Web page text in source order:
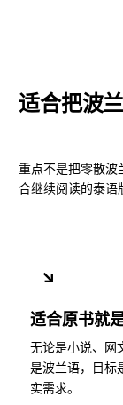
适合把波
重点不是把零散波
合继续阅读的泰语
↘
适合原书就
无论是小说、网
是波兰语，目标
实需求。